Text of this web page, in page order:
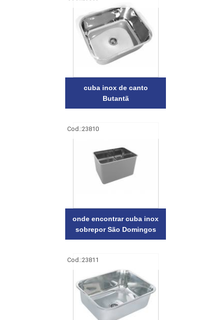
cuba inox de canto
Butantã
Cod.:23810
onde encontrar cuba inox
sobrepor São Domingos
Cod.:23811